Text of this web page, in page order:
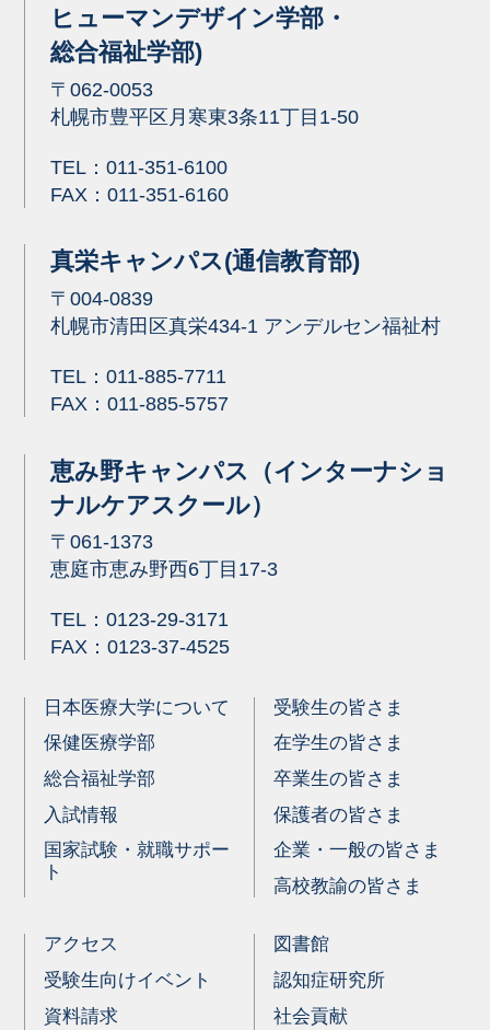
ヒューマンデザイン学部・
総合福祉学部)
〒062-0053
札幌市豊平区月寒東3条11丁目1-50
TEL： 011-351-6100
FAX：011-351-6160
真栄キャンパス(通信教育部)
〒004-0839
札幌市清田区真栄434-1 アンデルセン福祉村
TEL： 011-885-7711
FAX：011-885-5757
恵み野キャンパス（インターナショ
ナルケアスクール）
〒061-1373
恵庭市恵み野西6丁目17-3
TEL： 0123-29-3171
FAX：0123-37-4525
日本医療大学について
保健医療学部
総合福祉学部
入試情報
国家試験・就職サポー
ト
受験生の皆さま
在学生の皆さま
卒業生の皆さま
保護者の皆さま
企業・一般の皆さま
高校教諭の皆さま
アクセス
受験生向けイベント
資料請求
図書館
認知症研究所
社会貢献